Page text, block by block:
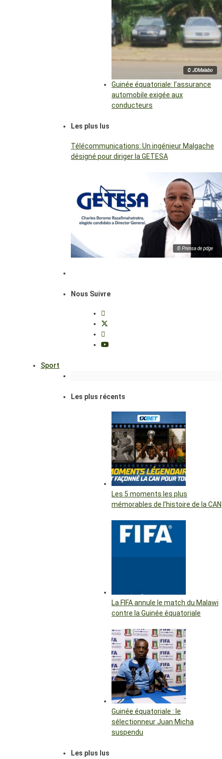
© JDMalabo
Guinée équatoriale: l’assurance
automobile exigée aux
conducteurs
Les plus lus
Télécommunications: Un ingénieur Malgache
désigné pour diriger la GETESA
© Prensa de pdge
Nous Suivre
Sport
Les plus récents
Les 5 moments les plus
mémorables de l’histoire de la CAN
La FIFA annule le match du Malawi
contre la Guinée équatoriale
Guinée équatoriale : le
sélectionneur Juan Micha
suspendu
Les plus lus